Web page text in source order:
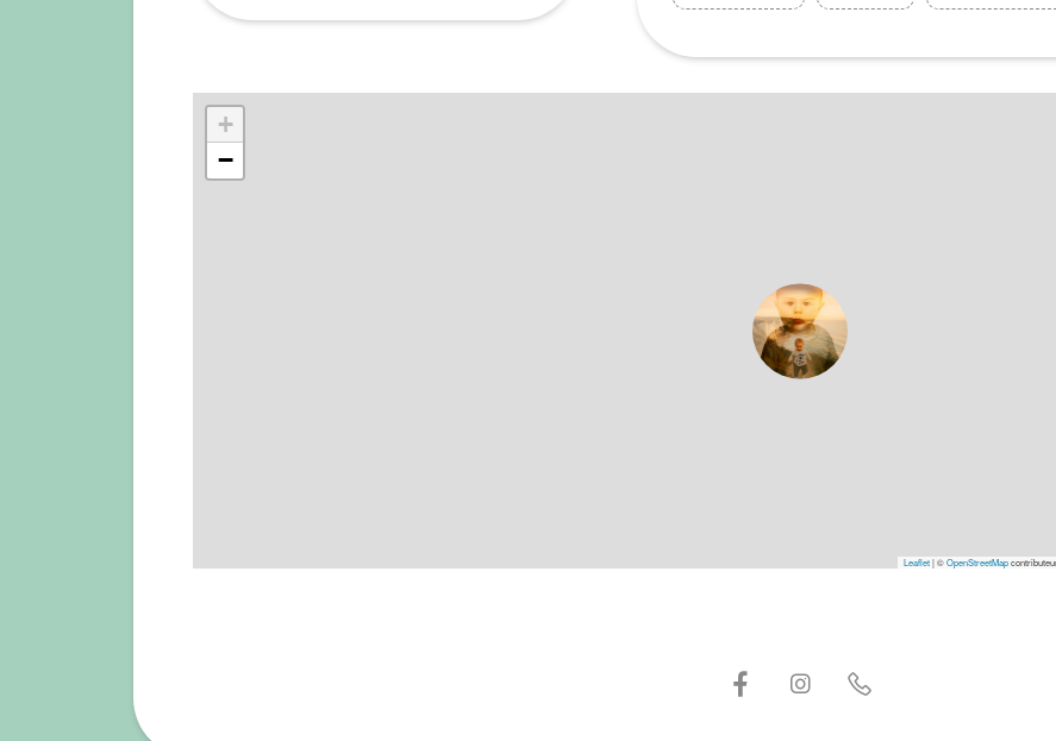
+
−
Leaflet|©OpenStreetMap